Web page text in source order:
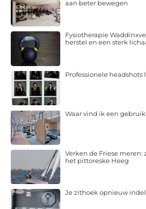
aan beter bewegen
Fysiotherapie
herstel en een sterk
Professionele headshots
Waar vind ik een
Verken de Friese
het pittoreske Heeg
Je zithoek opnieuw